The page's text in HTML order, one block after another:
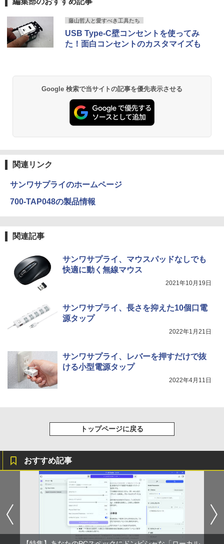
S：1TB /M365 (24か月) or Office 選択
￥162,800
Anker Soundcore P40i オフホワイト
￥7,990
￥5,990
【2026年アップグレード版】AOKIMI ワイヤ
学/WEB会議 6.0(オフホワイト)
Xiaomi シャオミ REDMI Buds 8 Lite ワイヤ
レスイヤホン Bluetooth 5.4 ノイズキャンセ
リング ANC 36時間再生
BRUCE WAYNE feat. Flo Milli, ATL Jacob
￥250
[Explicit]
￥250
On My Road (Stadium ver.)
BUGS LIFE
【Amazon.co.jp限定】 い・ろ・は・す 2L P
￥1,112
富士山の天然水 バナジウム含有 水 ミネラル
ウォーター ペットボトル 静岡県産 500ミリリ
ットル (Smart Basic)
￥1,380
コカ・コーラ やかんの麦茶 from 爽健美茶 ラ
￥2,009
薬屋のひとりごと 17巻 (デジタル版ビッグガ
￥770
エース)
￥832
HUNTER×HUNTER モノクロ版 39 (ジャンプ
スーパーの裏でヤニ吸うふたり 9巻 (デジタル
版ビッグガンガンコミックス)
藤山哲人と愛すべき工具たち
USB Type-C壁コンセントを使ってみ
た！面白コンセントのカスタマイズも
Google 検索で当サイトの記事を優先表示させる
関連リンク
サンワサプライのホームページ
700-TAP048の製品情報
関連記事
サンワサプライ、マウスパッドなしでも
快適に動く無線マウス
2021年10月19日
サンワサプライ、長さを抑えた10個口電
源タップ
2022年1月21日
サンワサプライ、レバーを押すだけで抜
ける小型電源タップ
2022年4月11日
トップページに戻る
おすすめ記事